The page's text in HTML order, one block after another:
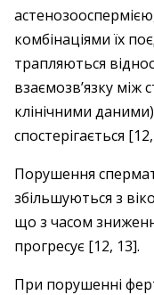
комбінаціями їх
трапляються
взаємозв’язку
клінічними
спостерігається
Порушення
збільшуються з
що з часом
прогресує [12, 13].
При порушенні